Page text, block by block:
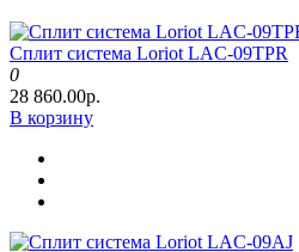
Сплит система Loriot LAC-09TPR
0
28 860.00р.
В корзину